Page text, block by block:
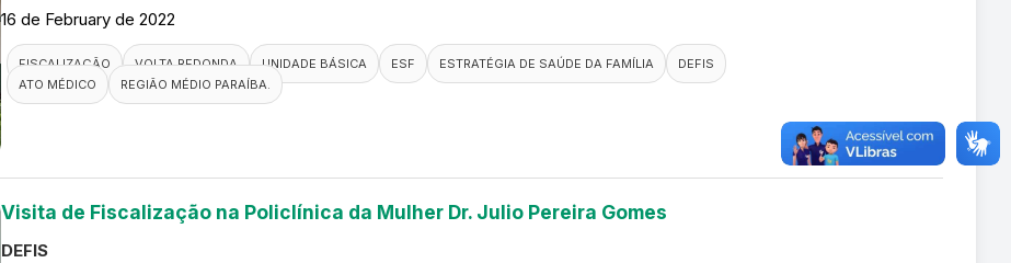
16 de February de 2022
FISCALIZAÇÃO VOLTA REDONDA UNIDADE BÁSICA ESF ESTRATÉGIA DE SAÚDE DA FAMÍLIA
DEFIS
ATO MÉDICO
REGIÃO MÉDIO PARAÍBA.
Visita de Fiscalização na Policlínica da Mulher Dr. Julio Pereira Gomes
DEFIS